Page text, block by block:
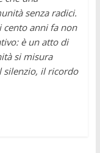
senza radici.
cento anni fa non
è un atto di
si misura
silenzio, il ricordo